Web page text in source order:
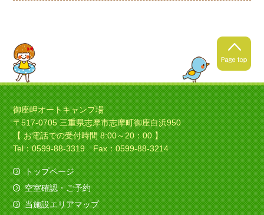
御座岬オートキャンプ場
〒517-0705 三重県志摩市志摩町御座白浜950
【 お電話での受付時間 8:00～20：00 】
Tel：0599-88-3319 Fax：0599-88-3214
トップページ
空室確認・ご予約
当施設エリアマップ